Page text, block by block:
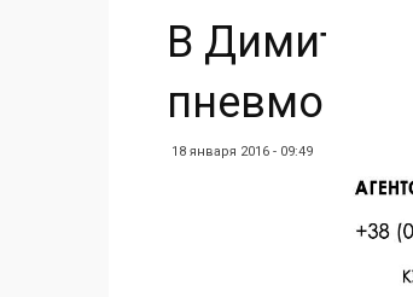
В
пневмония
18 января 2016 - 09:49